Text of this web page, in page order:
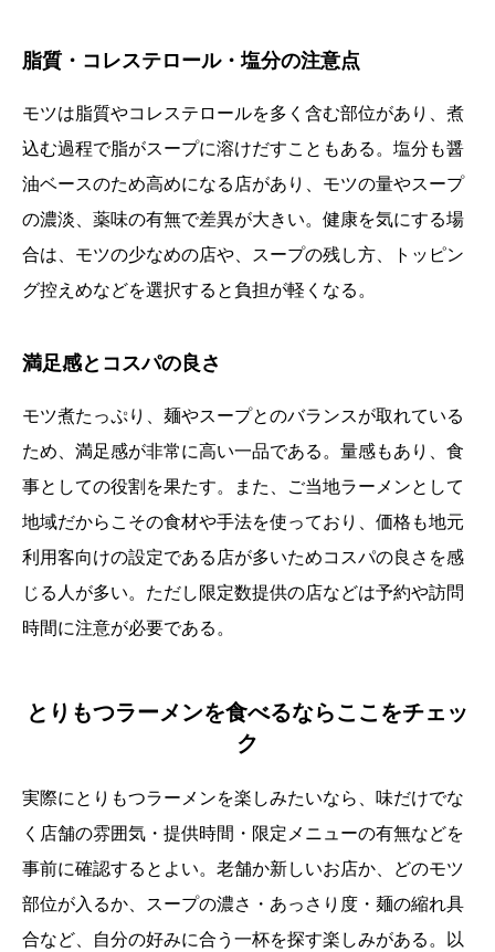
脂質・コレステロール・塩分の注意点
モツは脂質やコレステロールを多く含む部位があり、煮
込む過程で脂がスープに溶けだすこともある。塩分も醤
油ベースのため高めになる店があり、モツの量やスープ
の濃淡、薬味の有無で差異が大きい。健康を気にする場
合は、モツの少なめの店や、スープの残し方、トッピン
グ控えめなどを選択すると負担が軽くなる。
満足感とコスパの良さ
モツ煮たっぷり、麺やスープとのバランスが取れている
ため、満足感が非常に高い一品である。量感もあり、食
事としての役割を果たす。また、ご当地ラーメンとして
地域だからこその食材や手法を使っており、価格も地元
利用客向けの設定である店が多いためコスパの良さを感
じる人が多い。ただし限定数提供の店などは予約や訪問
時間に注意が必要である。
とりもつラーメンを食べるならここをチェッ
ク
実際にとりもつラーメンを楽しみたいなら、味だけでな
く店舗の雰囲気・提供時間・限定メニューの有無などを
事前に確認するとよい。老舗か新しいお店か、どのモツ
部位が入るか、スープの濃さ・あっさり度・麺の縮れ具
合など、自分の好みに合う一杯を探す楽しみがある。以